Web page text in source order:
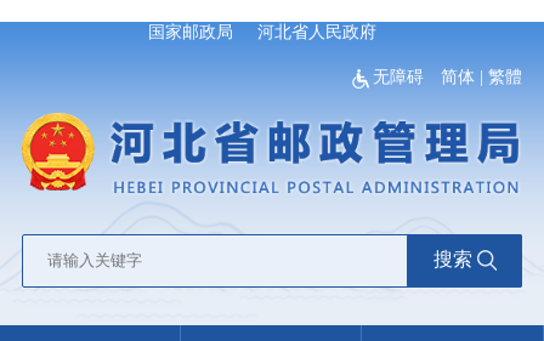
国家邮政局 河北省人民政府
无障碍 简体 |繁體
搜索